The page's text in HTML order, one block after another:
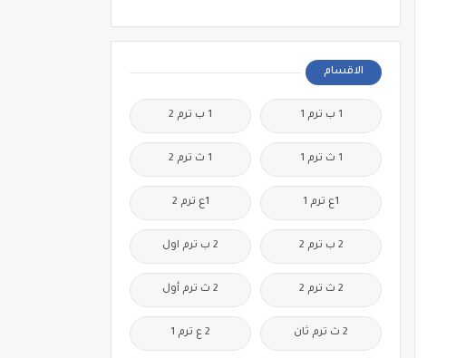
الاقسام
1 ب ترم 1 1 ب ترم 2
1 ث ترم 1 1 ث ترم 2
1ع ترم 1 1ع ترم 2
2 ب ترم 2 2 ب ترم اول
2 ث ترم 2 2 ث ترم أول
2 ث ترم ثان 2 ع ترم 1